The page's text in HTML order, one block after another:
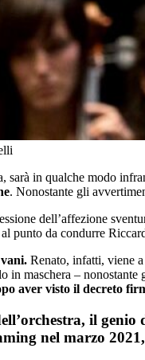
sarà in qualche modo
. Nonostante gli
dell’affezione
al punto da condurre
Renato, infatti, viene
in maschera – nonostante
aver visto il decreto
il genio
nel marzo